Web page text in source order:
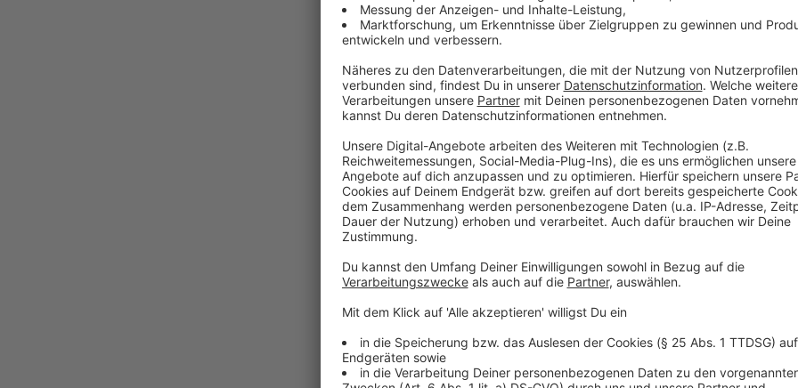
Hansi nicht im Stadion ist,
dann abergemütlich von Zuhause.
Anzeige
Hansi's erstes Fazit nach 12 Tagen Heim-
Anzeige
hat Hansi nochmal
Fußballeuropameisterschaft zurückgeguckt. Bis jetzt
Anzeige